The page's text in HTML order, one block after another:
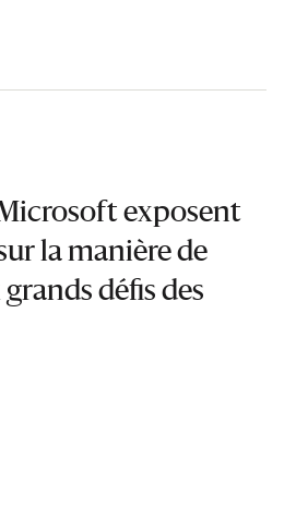
exposent
la manière de
défis des